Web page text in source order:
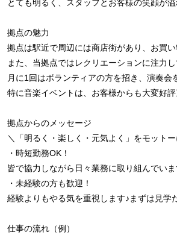
とても明るく、スタッフとお客様の笑顔が
拠点の魅力
拠点は駅近で周辺には商店街があり、お買
また、当拠点ではレクリエーションに注力し
月に1回はボランティアの方を招き、演奏会
特に音楽イベントは、お客様からも大変好評
拠点からのメッセージ
＼「明るく・楽しく・元気よく」をモットー
・時短勤務OK！
皆で協力しながら日々業務に取り組んでいま
・未経験の方も歓迎！
経験よりもやる気を重視します♪まずは見学
仕事の流れ（例）